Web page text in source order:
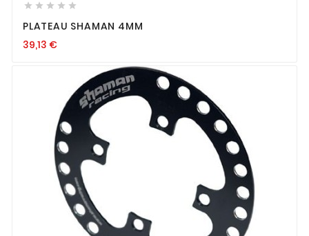
    
PLATEAU SHAMAN 4MM
39,13 €